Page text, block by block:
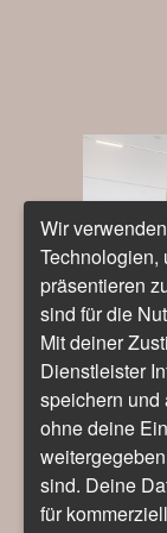
Die Große
Sammlung
KWM,
Foto: Dirk
Wir
Technologien,
präsentieren
sind für die
Mit deiner
Dienstleister
speichern und
ohne deine
sind. Deine
für